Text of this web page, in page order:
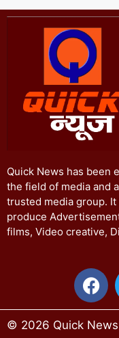
Quick News has been
the field of media and
trusted media group.
produce
films, Video creative,
© 2026 Quick